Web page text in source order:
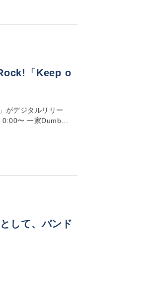
「Keep o
がデジタルリリー
〜 一家Dumb...
して、バンド